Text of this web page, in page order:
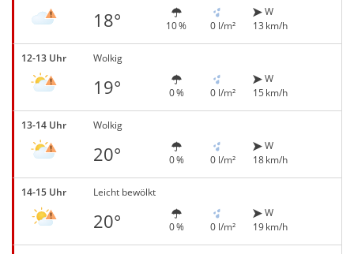
18° 10 % 0 l/m²
W
13 km/h
12-13 Uhr Wolkig
19° 0 % 0 l/m²
W
15 km/h
13-14 Uhr Wolkig
20° 0 % 0 l/m²
W
18 km/h
14-15 Uhr Leicht bewölkt
20° 0 % 0 l/m²
W
19 km/h